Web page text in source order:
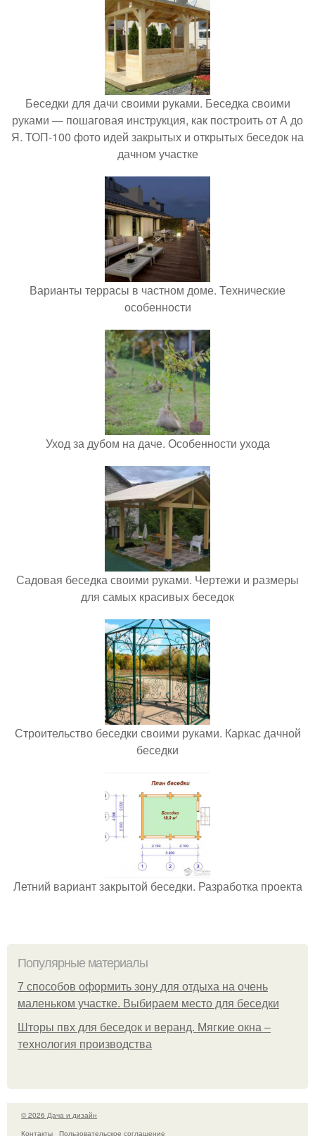
Беседки для дачи своими руками. Беседка своими
руками — пошаговая инструкция, как построить от А до
Я. ТОП-100 фото идей закрытых и открытых беседок на
дачном участке
Варианты террасы в частном доме. Технические
особенности
Уход за дубом на даче. Особенности ухода
Садовая беседка своими руками. Чертежи и размеры
для самых красивых беседок
Строительство беседки своими руками. Каркас дачной
беседки
Летний вариант закрытой беседки. Разработка проекта
Популярные материалы
7 способов оформить зону для отдыха на очень
маленьком участке. Выбираем место для беседки
Шторы пвх для беседок и веранд. Мягкие окна –
технология производства
© 2026 Дача и дизайн
Контакты
Пользовательское соглашение